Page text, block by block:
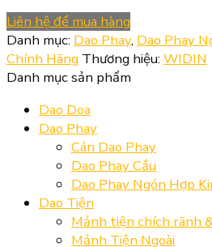
Liên hệ để mua hàng
Danh mục: Dao Phay, Dao Phay
Chính Hãng Thương hiệu: WIDIN
Danh mục sản phẩm
Dao Doa
Dao Phay
Cán Dao Phay
Dao Phay Cầu
Dao Phay Ngón Hợp
Dao Tiện
Mảnh tiện chích rãnh
Mảnh Tiện Ngoài